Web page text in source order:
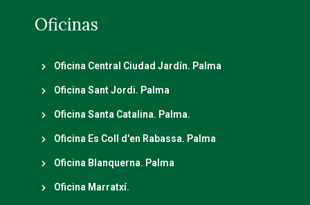
Oficinas
Oficina Central Ciudad Jardín. Palma
Oficina Sant Jordi. Palma
Oficina Santa Catalina. Palma.
Oficina Es Coll d'en Rabassa. Palma
Oficina Blanquerna. Palma
Oficina Marratxí.